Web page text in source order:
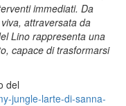
immediati. Da
attraversata da
Lino rappresenta una
capace di trasformarsi
del
jungle-larte-di-sanna-